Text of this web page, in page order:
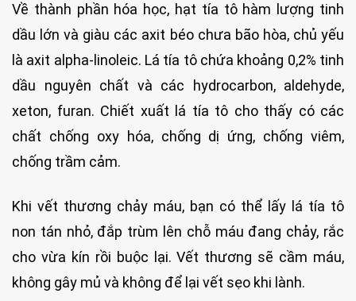
Về thành phần hóa học, hạt tía tô hàm lượng tinh
dầu lớn và giàu các axit béo chưa bão hòa, chủ yếu
là axit alpha-linoleic. Lá tía tô chứa khoảng 0,2% tinh
dầu nguyên chất và các hydrocarbon, aldehyde,
xeton, furan. Chiết xuất lá tía tô cho thấy có các
chất chống oxy hóa, chống dị ứng, chống viêm,
chống trầm cảm.
Khi vết thương chảy máu, bạn có thể lấy lá tía tô
non tán nhỏ, đắp trùm lên chỗ máu đang chảy, rắc
cho vừa kín rồi buộc lại. Vết thương sẽ cầm máu,
không gây mủ và không để lại vết sẹo khi lành.